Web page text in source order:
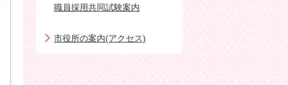
職員採用共同試験案内
市役所の案内(アクセス)